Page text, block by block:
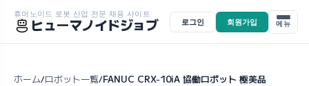
휴머노이드 로봇 산업 전문 채용 사이트
ヒューマノイドジョブ 로그인 회원가입 메뉴
ホーム/ロボット一覧/FANUC CRX-10iA 協働ロボット 極美品